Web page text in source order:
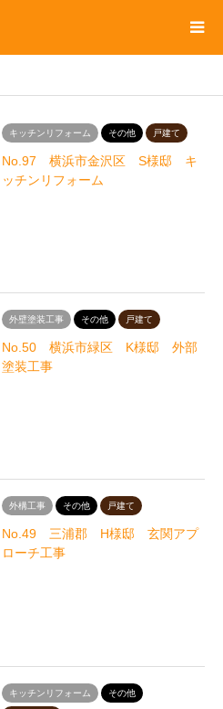
キッチンリフォーム その他 戸建て
No.97 横浜市金沢区 S様邸 キ
ッチンリフォーム
外壁塗装工事 その他 戸建て
No.50 横浜市緑区 K様邸 外部
塗装工事
外構工事 その他 戸建て
No.49 三浦郡 H様邸 玄関アプ
ローチ工事
キッチンリフォーム その他